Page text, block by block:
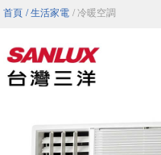
首頁 / 生活家電 / 冷暖空調